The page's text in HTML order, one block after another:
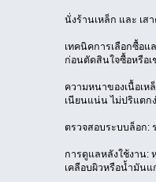
นั่งร้านเหล็ก และ เ
เทคนิคการเลือกซื้อแ
ก่อนตัดสินใจซื้อหรือเ
ความหนาของเนื้อเห
เนียนแน่น ไม่ปริแตก
ตรวจสอบระบบล็อก:
การดูแลหลังใช้งาน:
เคลือบผิวหรือน้ำมันแ